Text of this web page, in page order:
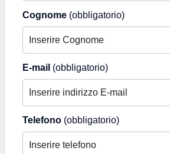
Cognome (obbligatorio)
E-mail (obbligatorio)
Telefono (obbligatorio)